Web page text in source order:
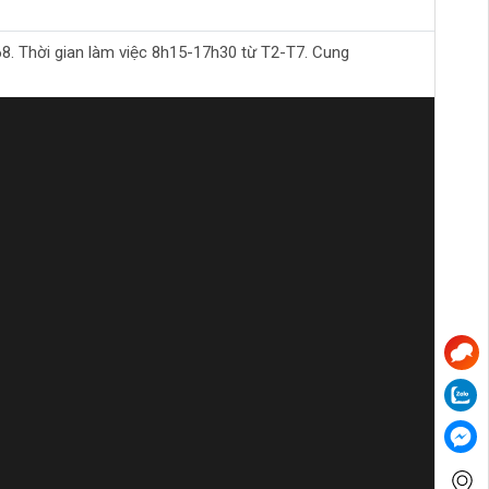
làm việc trên cao. Tay cầm chống trượt giúp
Thời gian làm việc 8h15-17h30 từ T2-T7. Cung